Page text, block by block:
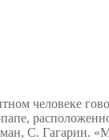
человеке
С. Гагарин.